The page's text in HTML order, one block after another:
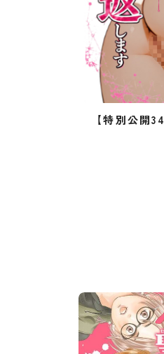
【特別公開